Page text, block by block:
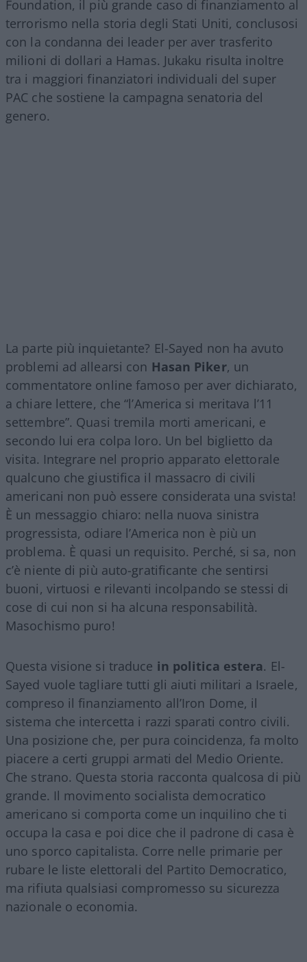
Foundation, il più grande caso di finanziamento al
terrorismo nella storia degli Stati Uniti, conclusosi
con la condanna dei leader per aver trasferito
milioni di dollari a Hamas. Jukaku risulta inoltre
tra i maggiori finanziatori individuali del super
PAC che sostiene la campagna senatoria del
genero.
La parte più inquietante? El-Sayed non ha avuto
problemi ad allearsi con Hasan Piker, un
commentatore online famoso per aver dichiarato,
a chiare lettere, che “l’America si meritava l’11
settembre”. Quasi tremila morti americani, e
secondo lui era colpa loro. Un bel biglietto da
visita. Integrare nel proprio apparato elettorale
qualcuno che giustifica il massacro di civili
americani non può essere considerata una svista!
È un messaggio chiaro: nella nuova sinistra
progressista, odiare l’America non è più un
problema. È quasi un requisito. Perché, si sa, non
c’è niente di più auto-gratificante che sentirsi
buoni, virtuosi e rilevanti incolpando se stessi di
cose di cui non si ha alcuna responsabilità.
Masochismo puro!
Questa visione si traduce in politica estera. El-
Sayed vuole tagliare tutti gli aiuti militari a Israele,
compreso il finanziamento all’Iron Dome, il
sistema che intercetta i razzi sparati contro civili.
Una posizione che, per pura coincidenza, fa molto
piacere a certi gruppi armati del Medio Oriente.
Che strano. Questa storia racconta qualcosa di più
grande. Il movimento socialista democratico
americano si comporta come un inquilino che ti
occupa la casa e poi dice che il padrone di casa è
uno sporco capitalista. Corre nelle primarie per
rubare le liste elettorali del Partito Democratico,
ma rifiuta qualsiasi compromesso su sicurezza
nazionale o economia.